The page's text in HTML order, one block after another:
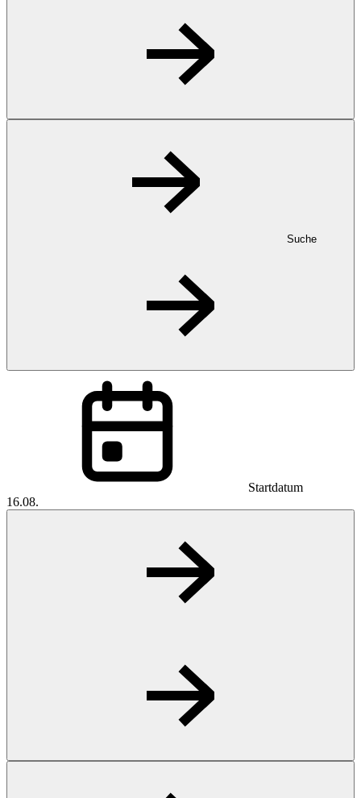
Suche
Startdatum
16.08.